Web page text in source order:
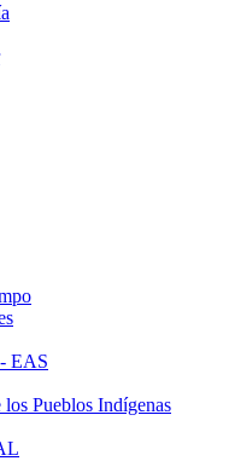
EAS
Pueblos Indígenas